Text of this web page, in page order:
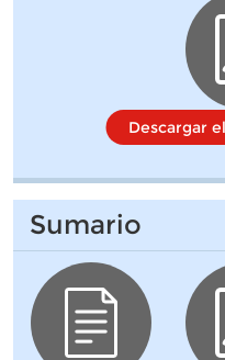
Descargar
Sumario